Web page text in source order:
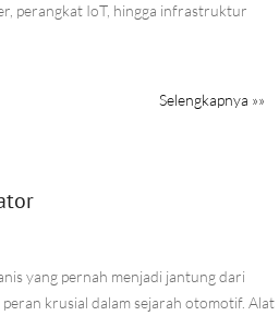
perangkat IoT, hingga infrastruktur
Selengkapnya »»
yang pernah menjadi jantung dari
krusial dalam sejarah otomotif. Alat